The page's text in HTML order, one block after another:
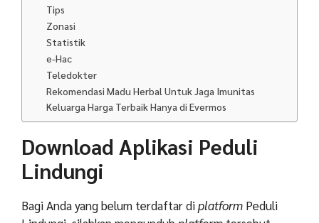
Tips
Zonasi
Statistik
e-Hac
Teledokter
Rekomendasi Madu Herbal Untuk Jaga Imunitas
Keluarga Harga Terbaik Hanya di Evermos
Download Aplikasi Peduli
Lindungi
Bagi Anda yang belum terdaftar diplatform Peduli